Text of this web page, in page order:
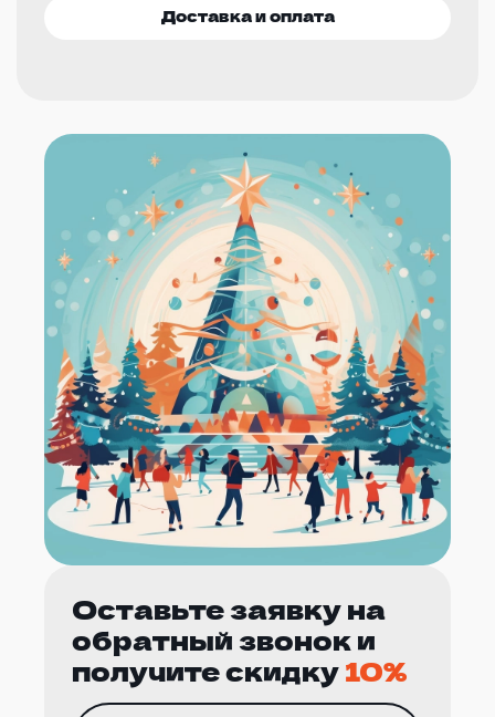
Доставка и оплата
Оставьте заявку на
обратный звонок и
получите скидку10%